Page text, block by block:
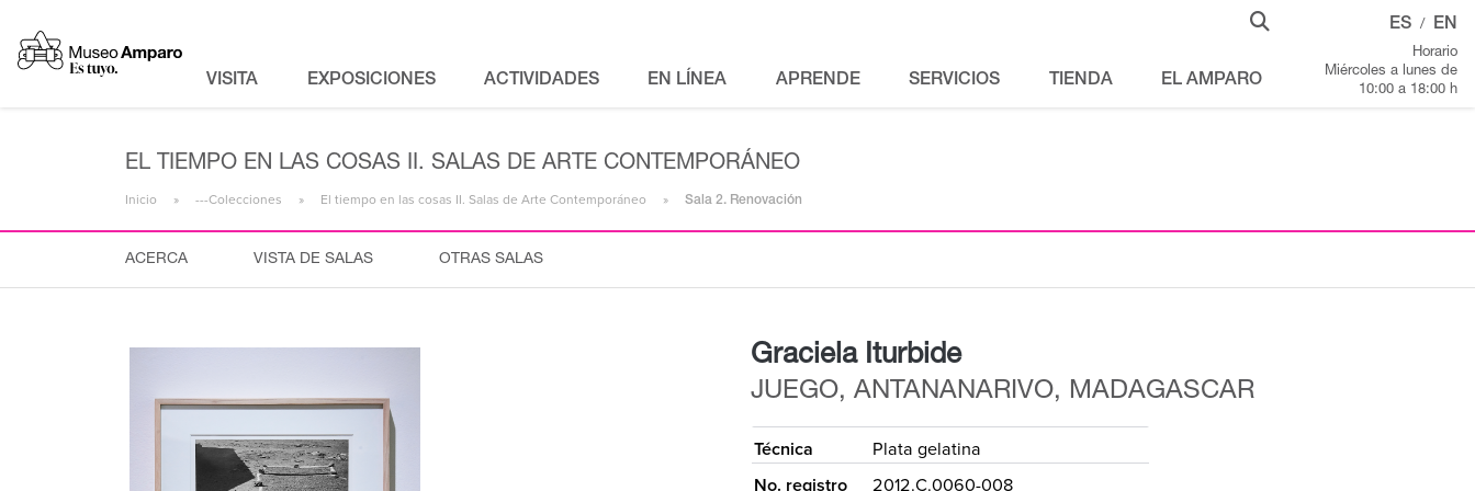
VISITA EXPOSICIONES ACTIVIDADES EN LÍNEA APRENDE SERVICIOS TIENDA EL AMPARO
ES / EN
Horario
Miércoles a lunes de
10:00 a 18:00 h
EL TIEMPO EN LAS COSAS II. SALAS DE ARTE CONTEMPORÁNEO
Inicio ---Colecciones El tiempo en las cosas II. Salas de Arte Contemporáneo Sala 2. Renovación
ACERCA VISTA DE SALAS OTRAS SALAS
Graciela Iturbide
JUEGO, ANTANANARIVO, MADAGASCAR
Técnica
Plata gelatina
No. registro
2012.C.0060-008